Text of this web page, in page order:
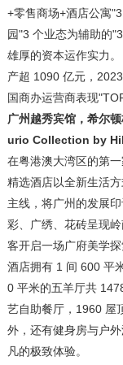
+零售商场+酒店公寓
园"3 个业态为辅助的
雄厚的资本运作实力
产超 1090 亿元，
国商办运营商表现
广州越秀宾馆，希尔
urio Collection by
在粤港澳大湾区的第
精选酒店以全新生活
主线，将广州的发展
彩、广绣、花砖呈现
客开启一场广府美学探
酒店拥有 1 间 600 平
0 平米的五羊厅共
艺自助餐厅，1960 屋
外，还有健身房与户
凡的极致体验。